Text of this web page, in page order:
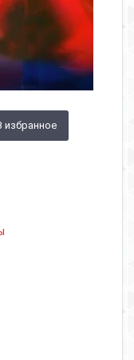
избранное